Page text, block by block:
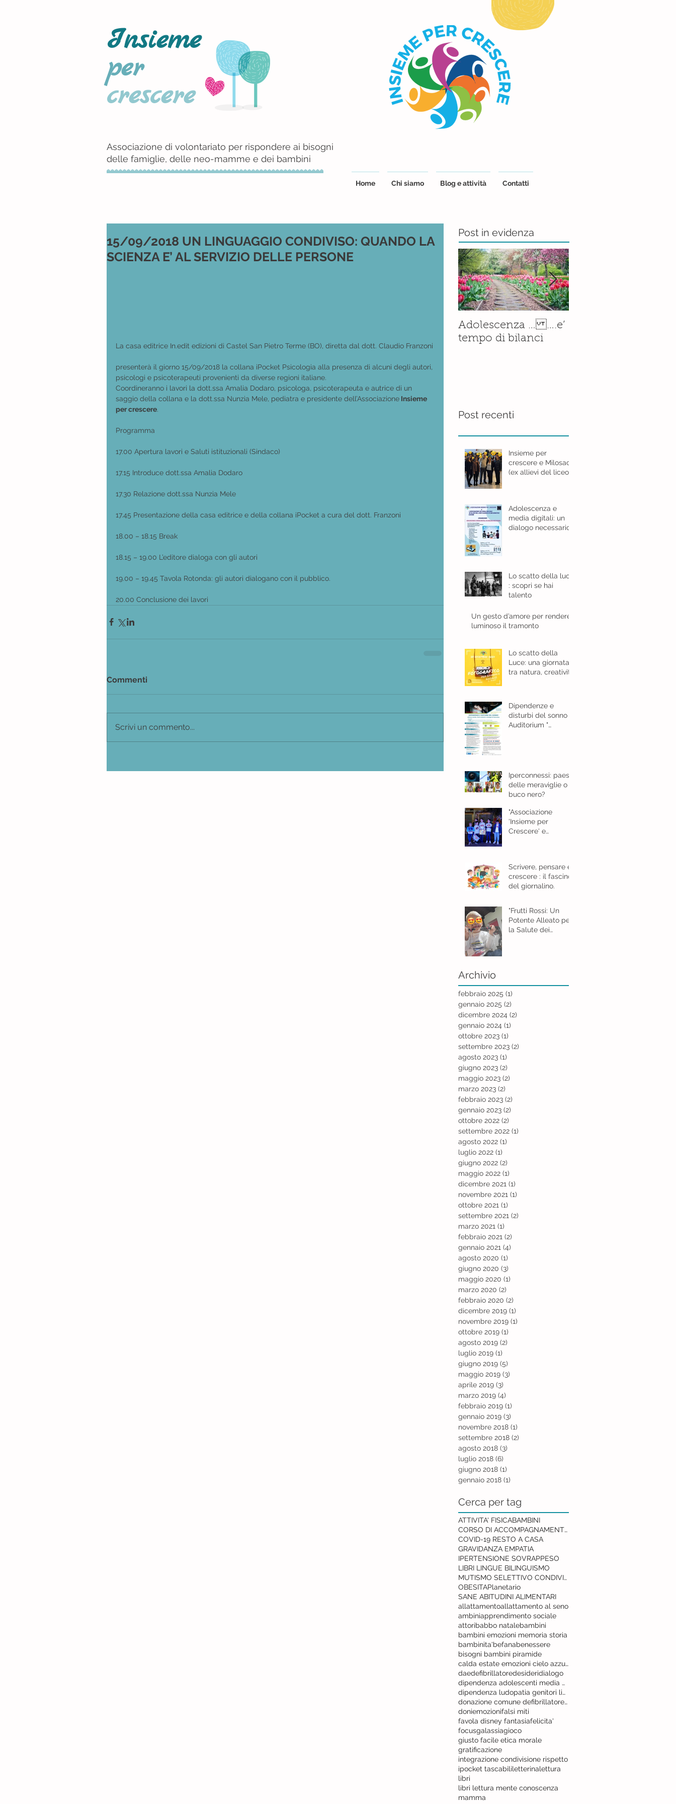
Insieme
per
crescere
Associazione di volontariato per rispondere ai bisogni
delle famiglie, delle neo-mamme e dei bambini
Home Chi siamo Blog e attività Contatti
15/09/2018 UN LINGUAGGIO CONDIVISO: QUANDO LA
SCIENZA E’ AL SERVIZIO DELLE PERSONE
La casa editrice In.edit edizioni di Castel San Pietro Terme (BO), diretta dal dott. Claudio Franzoni
presenterà il giorno 15/09/2018 la collana iPocket Psicologia alla presenza di alcuni degli autori,
psicologi e psicoterapeuti provenienti da diverse regioni italiane.
Coordineranno i lavori la dott.ssa Amalia Dodaro, psicologa, psicoterapeuta e autrice di un
saggio della collana e la dott.ssa Nunzia Mele, pediatra e presidente dell’Associazione Insieme
per crescere.
Programma
17.00 Apertura lavori e Saluti istituzionali (Sindaco)
17.15 Introduce dott.ssa Amalia Dodaro
17.30 Relazione dott.ssa Nunzia Mele
17.45 Presentazione della casa editrice e della collana iPocket a cura del dott. Franzoni
18.00 – 18.15 Break
18.15 – 19.00 L’editore dialoga con gli autori
19.00 – 19.45 Tavola Rotonda: gli autori dialogano con il pubblico.
20.00 Conclusione dei lavori
Commenti
Scrivi un commento...
Post in evidenza
Adolescenza … ….e’
tempo di bilanci
Post recenti
Insieme per
crescere e Milosao
(ex allievi del liceo
Adolescenza e
media digitali: un
dialogo necessario
Lo scatto della luce
: scopri se hai
talento
Un gesto d’amore per rendere
luminoso il tramonto
Lo scatto della
Luce: una giornata
tra natura, creatività
Dipendenze e
disturbi del sonno
Auditorium "
Iperconnessi: paese
delle meraviglie o
buco nero?
"Associazione
'Insieme per
Crescere' e
Scrivere, pensare e
crescere : il fascino
del giornalino.
"Frutti Rossi: Un
Potente Alleato per
la Salute dei
Archivio
febbraio 2025 (1)
gennaio 2025 (2)
dicembre 2024 (2)
gennaio 2024 (1)
ottobre 2023 (1)
settembre 2023 (2)
agosto 2023 (1)
giugno 2023 (2)
maggio 2023 (2)
marzo 2023 (2)
febbraio 2023 (2)
gennaio 2023 (2)
ottobre 2022 (2)
settembre 2022 (1)
agosto 2022 (1)
luglio 2022 (1)
giugno 2022 (2)
maggio 2022 (1)
dicembre 2021 (1)
novembre 2021 (1)
ottobre 2021 (1)
settembre 2021 (2)
marzo 2021 (1)
febbraio 2021 (2)
gennaio 2021 (4)
agosto 2020 (1)
giugno 2020 (3)
maggio 2020 (1)
marzo 2020 (2)
febbraio 2020 (2)
dicembre 2019 (1)
novembre 2019 (1)
ottobre 2019 (1)
agosto 2019 (2)
luglio 2019 (1)
giugno 2019 (5)
maggio 2019 (3)
aprile 2019 (3)
marzo 2019 (4)
febbraio 2019 (1)
gennaio 2019 (3)
novembre 2018 (1)
settembre 2018 (2)
agosto 2018 (3)
luglio 2018 (6)
giugno 2018 (1)
gennaio 2018 (1)
Cerca per tag
ATTIVITA' FISICABAMBINI
CORSO DI ACCOMPAGNAMENTO ALLA NASCITA
COVID-19 RESTO A CASA
GRAVIDANZA EMPATIA
IPERTENSIONE SOVRAPPESO
LIBRI LINGUE BILINGUISMO
MUTISMO SELETTIVO CONDIVISIONE RETE
OBESITAPlanetario
SANE ABITUDINI ALIMENTARI
allattamentoallattamento al seno
ambiniapprendimento sociale
attoribabbo natalebambini
bambini emozioni memoria storia
bambinita'befanabenessere
bisogni bambini piramide
calda estate emozioni cielo azzurro
daedefibrillatoredesideridialogo
dipendenza adolescenti media device
dipendenza ludopatia genitori linee guida
donazione comune defibrillatore vita
doniemozionifalsi miti
favola disney fantasiafelicita'
focusgalassiagioco
giusto facile etica morale
gratificazione
integrazione condivisione rispetto
ipocket tascabililetterinalettura
libri
libri lettura mente conoscenza
mamma